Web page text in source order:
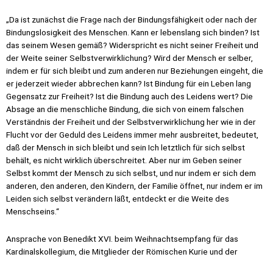
„Da ist zunächst die Frage nach der Bindungsfähigkeit oder nach der
Bindungslosigkeit des Menschen. Kann er lebenslang sich binden? Ist
das seinem Wesen gemäß? Widerspricht es nicht seiner Freiheit und
der Weite seiner Selbstverwirklichung? Wird der Mensch er selber,
indem er für sich bleibt und zum anderen nur Beziehungen eingeht, die
er jederzeit wieder abbrechen kann? Ist Bindung für ein Leben lang
Gegensatz zur Freiheit? Ist die Bindung auch des Leidens wert? Die
Absage an die menschliche Bindung, die sich von einem falschen
Verständnis der Freiheit und der Selbstverwirklichung her wie in der
Flucht vor der Geduld des Leidens immer mehr ausbreitet, bedeutet,
daß der Mensch in sich bleibt und sein Ich letztlich für sich selbst
behält, es nicht wirklich überschreitet. Aber nur im Geben seiner
Selbst kommt der Mensch zu sich selbst, und nur indem er sich dem
anderen, den anderen, den Kindern, der Familie öffnet, nur indem er im
Leiden sich selbst verändern läßt, entdeckt er die Weite des
Menschseins.“
Ansprache von Benedikt XVI. beim Weihnachtsempfang für das
Kardinalskollegium, die Mitglieder der Römischen Kurie und der